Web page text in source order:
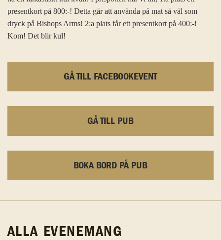
presentkort på 800:-! Detta går att använda på mat så väl som
dryck på Bishops Arms! 2:a plats får ett presentkort på 400:-!
Kom! Det blir kul!
GÅ TILL FACEBOOKEVENT
GÅ TILL PUB
BOKA BORD PÅ PUB
ALLA EVENEMANG